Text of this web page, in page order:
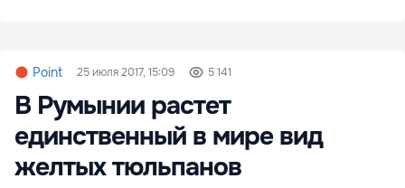
Point 25 июля 2017, 15:09 5 141
В Румынии растет
единственный в мире вид
желтых тюльпанов